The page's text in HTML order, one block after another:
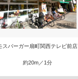
スバーガー扇町関西テレビ前店
約20m／1分